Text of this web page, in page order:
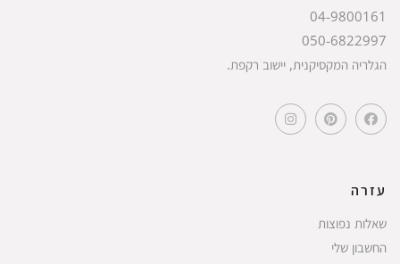
04-9800161
050-6822997
הגלריה המקסיקנית, יישוב רקפת.
עזרה
שאלות נפוצות
החשבון שלי